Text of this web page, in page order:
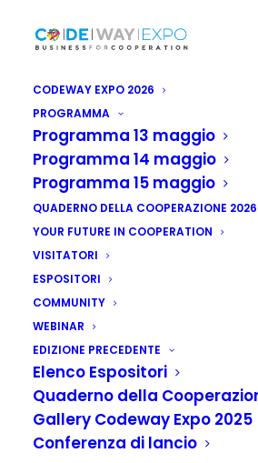
CODEWAY EXPO 2026
PROGRAMMA
Programma 13 maggio
Programma 14 maggio
Programma 15 maggio
QUADERNO DELLA COOPERAZIONE 2026
YOUR FUTURE IN COOPERATION
VISITATORI
ESPOSITORI
COMMUNITY
WEBINAR
EDIZIONE PRECEDENTE
Elenco Espositori
Quaderno della
Gallery Codeway Expo 2025
Conferenza di lancio
Etiopia: Addis
pronta a
Cop32 nel